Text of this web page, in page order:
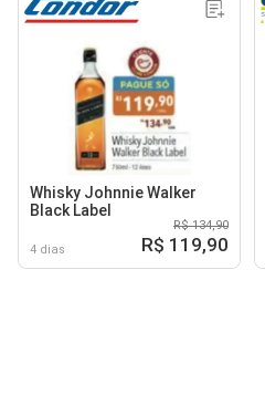
Whisky Johnnie Walker
Black Label
4 dias
R$ 134,90
R$ 119,90